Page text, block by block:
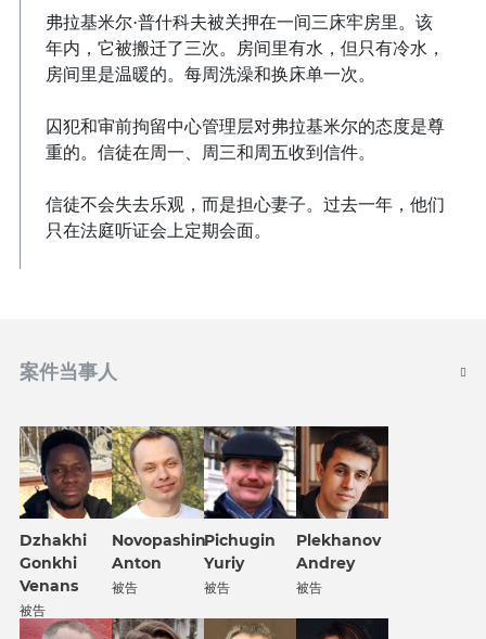
弗拉基米尔·普什科夫被关押在一间三床牢房里。该
年内，它被搬迁了三次。房间里有水，但只有冷水，
房间里是温暖的。每周洗澡和换床单一次。
囚犯和审前拘留中心管理层对弗拉基米尔的态度是尊
重的。信徒在周一、周三和周五收到信件。
信徒不会失去乐观，而是担心妻子。过去一年，他们
只在法庭听证会上定期会面。
案件当事人
Dzhakhi
Gonkhi
Venans
被告
Novopashin
Anton
被告
Pichugin
Yuriy
被告
Plekhanov
Andrey
被告